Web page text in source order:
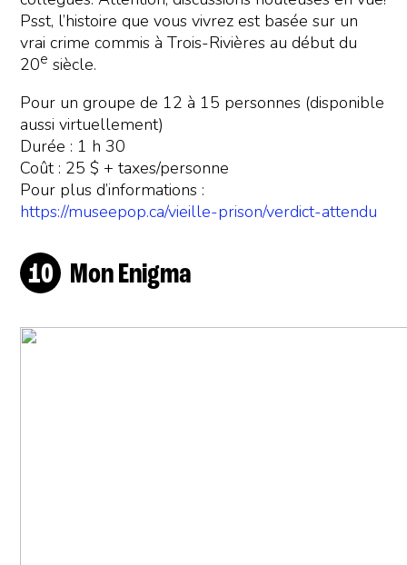
Psst, l’histoire que vous vivrez est basée sur un
vrai crime commis à Trois-Rivières au début du
20e siècle.
Pour un groupe de 12 à 15 personnes (disponible
aussi virtuellement)
Durée : 1 h 30
Coût : 25 $ + taxes/personne
Pour plus d’informations :
https://museepop.ca/vieille-prison/verdict-attendu
Mon Enigma